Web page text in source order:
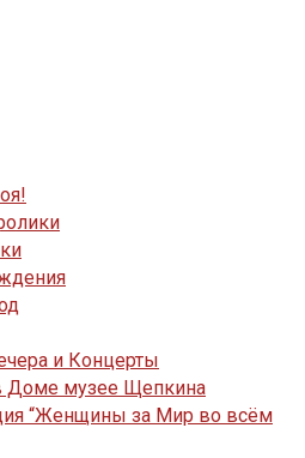
и Концерты
Доме музее Щепкина
“Женщины за Мир во всём